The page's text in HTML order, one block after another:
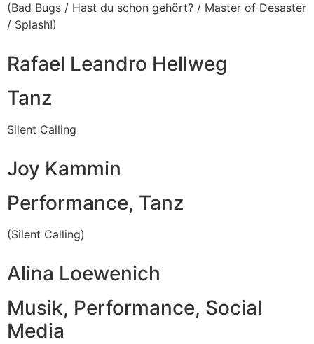
(Bad Bugs / Hast du schon gehört? / Master of Desaster
/ Splash!)
Rafael Leandro Hellweg
Tanz
Silent Calling
Joy Kammin
Performance, Tanz
(Silent Calling)
Alina Loewenich
Musik, Performance, Social
Media